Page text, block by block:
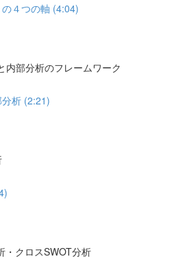
４つの軸 (4:04)
部分析のフレームワーク
析 (2:21)
クロスSWOT分析